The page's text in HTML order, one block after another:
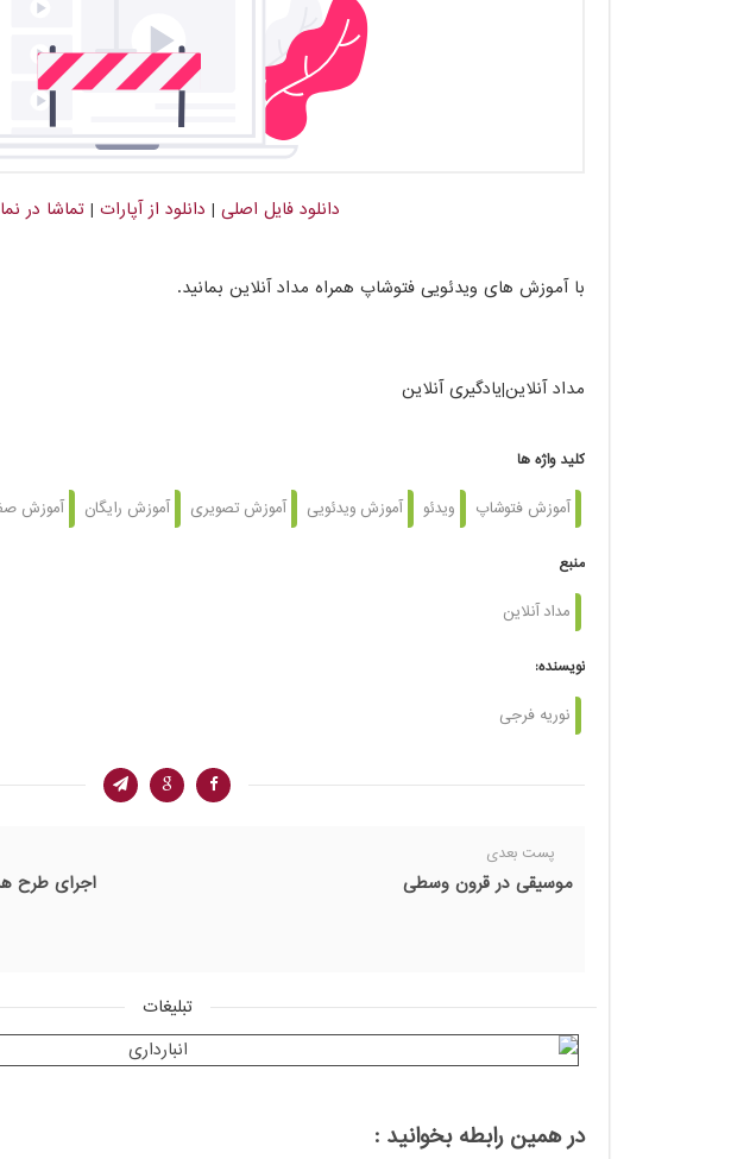
دانلود فایل اصلی | دانلود از آپارات | تماشا در
با آموزش های ویدئویی فتوشاپ همراه مداد آنلاین بمانید.
مداد آنلاین|یادگیری آنلاین
کلید واژه ها
آموزش فتوشاپ ویدئو آموزش ویدئویی آموزش تصویری آموزش رایگان آموزش
منبع
مداد آنلاین
نویسنده:
نوریه فرجی
پست بعدی
موسیقی در قرون وسطی
تبلیغات
در همین رابطه بخوانید :